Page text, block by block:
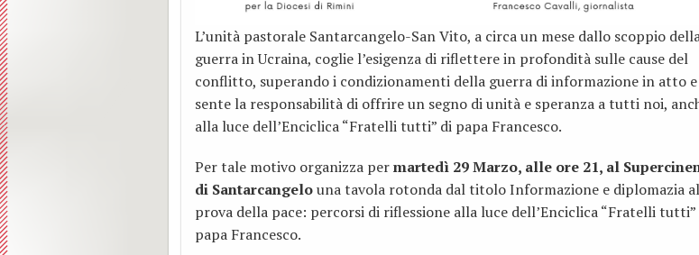
L’unità pastorale Santarcangelo-San Vito, a circa un mese dallo scoppio
guerra in Ucraina, coglie l’esigenza di riflettere in profondità sulle cause del
conflitto, superando i condizionamenti della guerra di informazione in atto e
sente la responsabilità di offrire un segno di unità e speranza a tutti noi,
alla luce dell’Enciclica “Fratelli tutti” di papa Francesco.
Per tale motivo organizza permartedì 29 Marzo, alle ore 21, al
di Santarcangelouna tavola rotonda dal titolo Informazione e diplomazia
prova della pace: percorsi di riflessione alla luce dell’Enciclica “Fratelli tutti”
papa Francesco.